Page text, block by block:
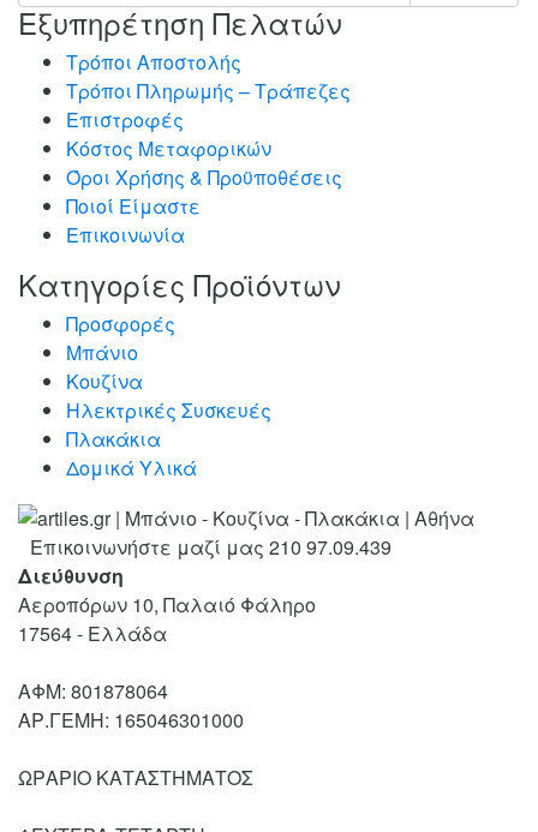
Εξυπηρέτηση Πελατών
Τρόποι Αποστολής
Τρόποι Πληρωμής – Τράπεζες
Επιστροφές
Κόστος Μεταφορικών
Όροι Χρήσης & Προϋποθέσεις
Ποιοί Είμαστε
Επικοινωνία
Κατηγορίες Προϊόντων
Προσφορές
Μπάνιο
Κουζίνα
Ηλεκτρικές Συσκευές
Πλακάκια
Δομικά Υλικά
Επικοινωνήστε μαζί μας 210 97.09.439
Διεύθυνση
Αεροπόρων 10, Παλαιό Φάληρο
17564 - Ελλάδα
ΑΦΜ: 801878064
ΑΡ.ΓΕΜΗ: 165046301000
ΩΡΑΡΙΟ ΚΑΤΑΣΤΗΜΑΤΟΣ